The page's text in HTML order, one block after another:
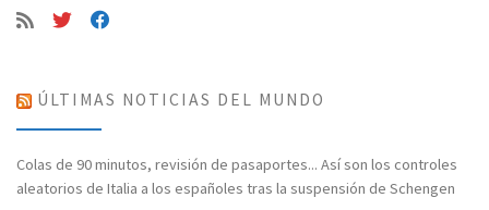
ÚLTIMAS NOTICIAS DEL MUNDO
Colas de 90 minutos, revisión de pasaportes... Así son los controles
aleatorios de Italia a los españoles tras la suspensión de Schengen